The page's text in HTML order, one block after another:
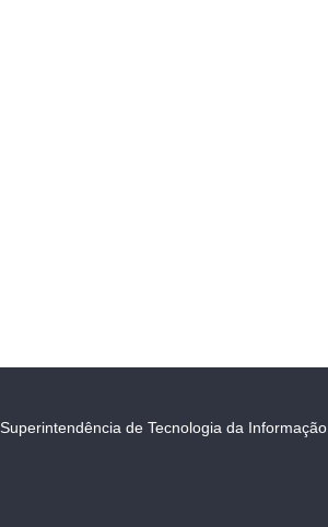
Superintendência de Tecnologia da Informação